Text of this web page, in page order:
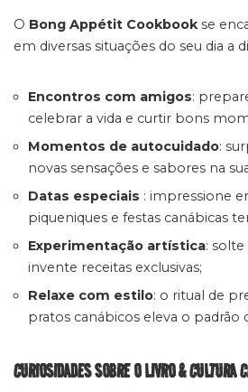
O Bong Appétit Cookbookse
em diversas situações do seu dia a
Encontros com amigos:
celebrar a vida e curtir bons
Momentos de autocuidado:
novas sensações e sabores na
Datas especiais : impressione
piqueniques e festas canábicas
Experimentação artística: solte
invente receitas exclusivas;
Relaxe com estilo: o ritual de
pratos canábicos eleva o padrão
CURIOSIDADES SOBRE O LIVRO &